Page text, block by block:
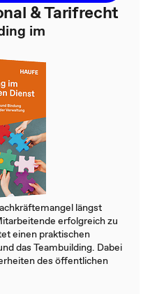
& Tarifrecht
im
längst
erfolgreich zu
einen praktischen
das Teambuilding. Dabei
des öffentlichen